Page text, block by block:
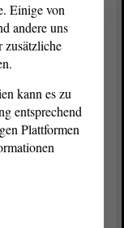
für
Medien
statt.
nach
mit
Einige von
andere uns
zusätzliche
kann es zu
entsprechend
Plattformen